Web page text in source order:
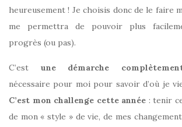
heureusement ! Je choisis donc de le faire
me permettra de pouvoir plus
progrès (ou pas).
C’est une démarche
nécessaire pour moi pour savoir d’où je
C’est mon challenge cette année : tenir
de mon « style » de vie, de mes